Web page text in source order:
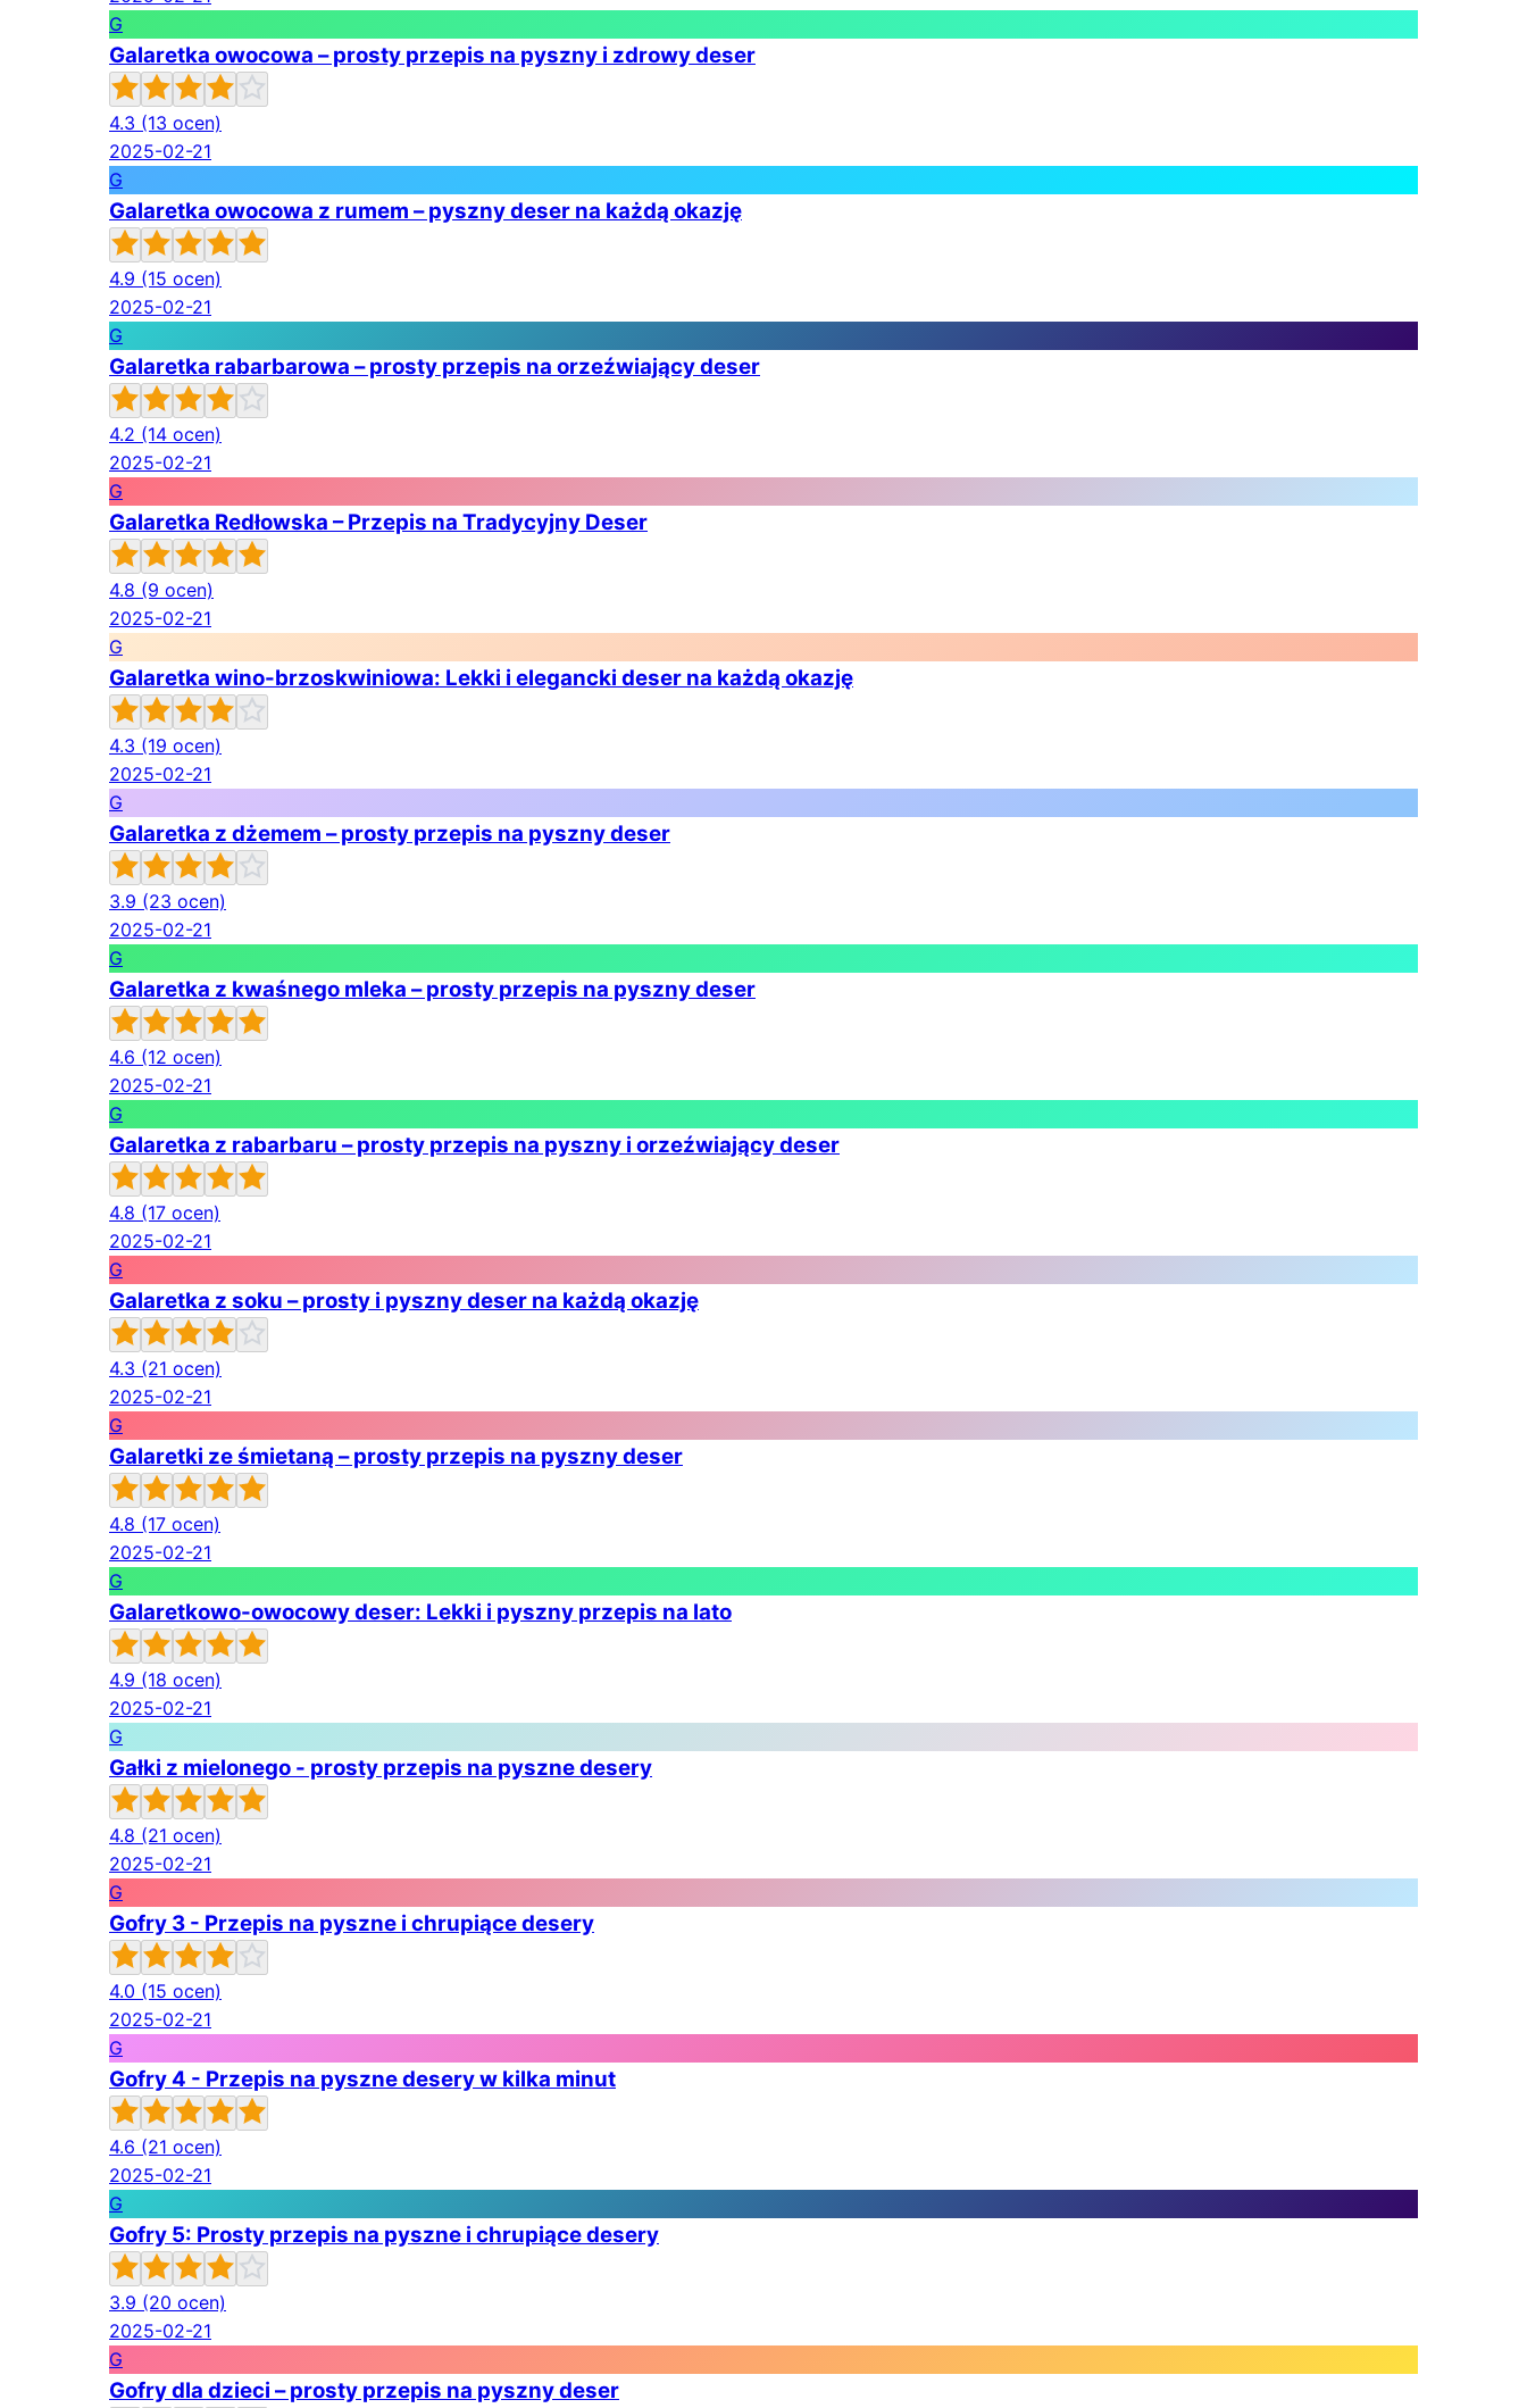
G
Galaretka owocowa – prosty przepis na pyszny i zdrowy deser
4.3 (13 ocen)
2025-02-21
G
Galaretka owocowa z rumem – pyszny deser na każdą okazję
4.9 (15 ocen)
2025-02-21
G
Galaretka rabarbarowa – prosty przepis na orzeźwiający deser
4.2 (14 ocen)
2025-02-21
G
Galaretka Redłowska – Przepis na Tradycyjny Deser
4.8 (9 ocen)
2025-02-21
G
Galaretka wino-brzoskwiniowa: Lekki i elegancki deser na każdą okazję
4.3 (19 ocen)
2025-02-21
G
Galaretka z dżemem – prosty przepis na pyszny deser
3.9 (23 ocen)
2025-02-21
G
Galaretka z kwaśnego mleka – prosty przepis na pyszny deser
4.6 (12 ocen)
2025-02-21
G
Galaretka z rabarbaru – prosty przepis na pyszny i orzeźwiający deser
4.8 (17 ocen)
2025-02-21
G
Galaretka z soku – prosty i pyszny deser na każdą okazję
4.3 (21 ocen)
2025-02-21
G
Galaretki ze śmietaną – prosty przepis na pyszny deser
4.8 (17 ocen)
2025-02-21
G
Galaretkowo-owocowy deser: Lekki i pyszny przepis na lato
4.9 (18 ocen)
2025-02-21
G
Gałki z mielonego - prosty przepis na pyszne desery
4.8 (21 ocen)
2025-02-21
G
Gofry 3 - Przepis na pyszne i chrupiące desery
4.0 (15 ocen)
2025-02-21
G
Gofry 4 - Przepis na pyszne desery w kilka minut
4.6 (21 ocen)
2025-02-21
G
Gofry 5: Prosty przepis na pyszne i chrupiące desery
3.9 (20 ocen)
2025-02-21
G
Gofry dla dzieci – prosty przepis na pyszny deser